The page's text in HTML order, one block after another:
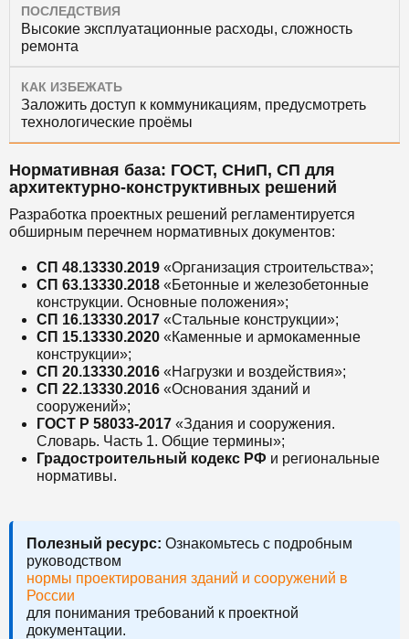
ПОСЛЕДСТВИЯ
Высокие эксплуатационные расходы, сложность
ремонта
КАК ИЗБЕЖАТЬ
Заложить доступ к коммуникациям, предусмотреть
технологические проёмы
Нормативная база: ГОСТ, СНиП, СП для
архитектурно-конструктивных решений
Разработка проектных решений регламентируется
обширным перечнем нормативных документов:
СП 48.13330.2019 «Организация строительства»;
СП 63.13330.2018 «Бетонные и железобетонные
конструкции. Основные положения»;
СП 16.13330.2017 «Стальные конструкции»;
СП 15.13330.2020 «Каменные и армокаменные
конструкции»;
СП 20.13330.2016 «Нагрузки и воздействия»;
СП 22.13330.2016 «Основания зданий и
сооружений»;
ГОСТ Р 58033-2017 «Здания и сооружения.
Словарь. Часть 1. Общие термины»;
Градостроительный кодекс РФ и региональные
нормативы.
Полезный ресурс: Ознакомьтесь с подробным
руководством
нормы проектирования зданий и сооружений в
России
для понимания требований к проектной
документации.